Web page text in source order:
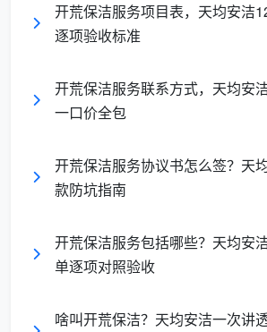
二、评价开荒保洁服务怎么样的第二
能写成纸面清单
很多业主在评价开荒保洁服务
格，忽略了同样重要的东西——同一
窗随便擦擦、厨卫台面抹一把、垃圾
目，全部略过。
如下，做完一项勾一项，业主逐项验
开荒保洁服务项目表，天均安洁
逐项验收标准
开荒保洁服务联系方式，天均安
一口价全包
开荒保洁服务协议书怎么签？天
款防坑指南
开荒保洁服务包括哪些？天均安
单逐项对照验收
啥叫开荒保洁？天均安洁一次讲